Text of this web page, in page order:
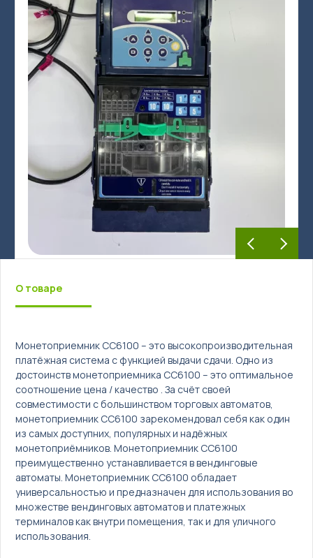
العربية
Türkçe
О товаре
Монетоприемник CC6100 – это высокопроизводительная
платёжная система с функцией выдачи сдачи. Одно из
достоинств монетоприемника CC6100 – это оптимальное
соотношение цена / качество . За счёт своей
совместимости с большинством торговых автоматов,
монетоприемник CC6100 зарекомендовал себя как один
из самых доступних, популярных и надёжных
монетоприёмников. Монетоприемник CC6100
преимущественно устанавливается в вендинговые
автоматы. Монетоприемник CC6100 обладает
универсальностью и предназначен для использования во
множестве вендинговых автоматов и платежных
терминалов как внутри помещения, так и для уличного
использования.